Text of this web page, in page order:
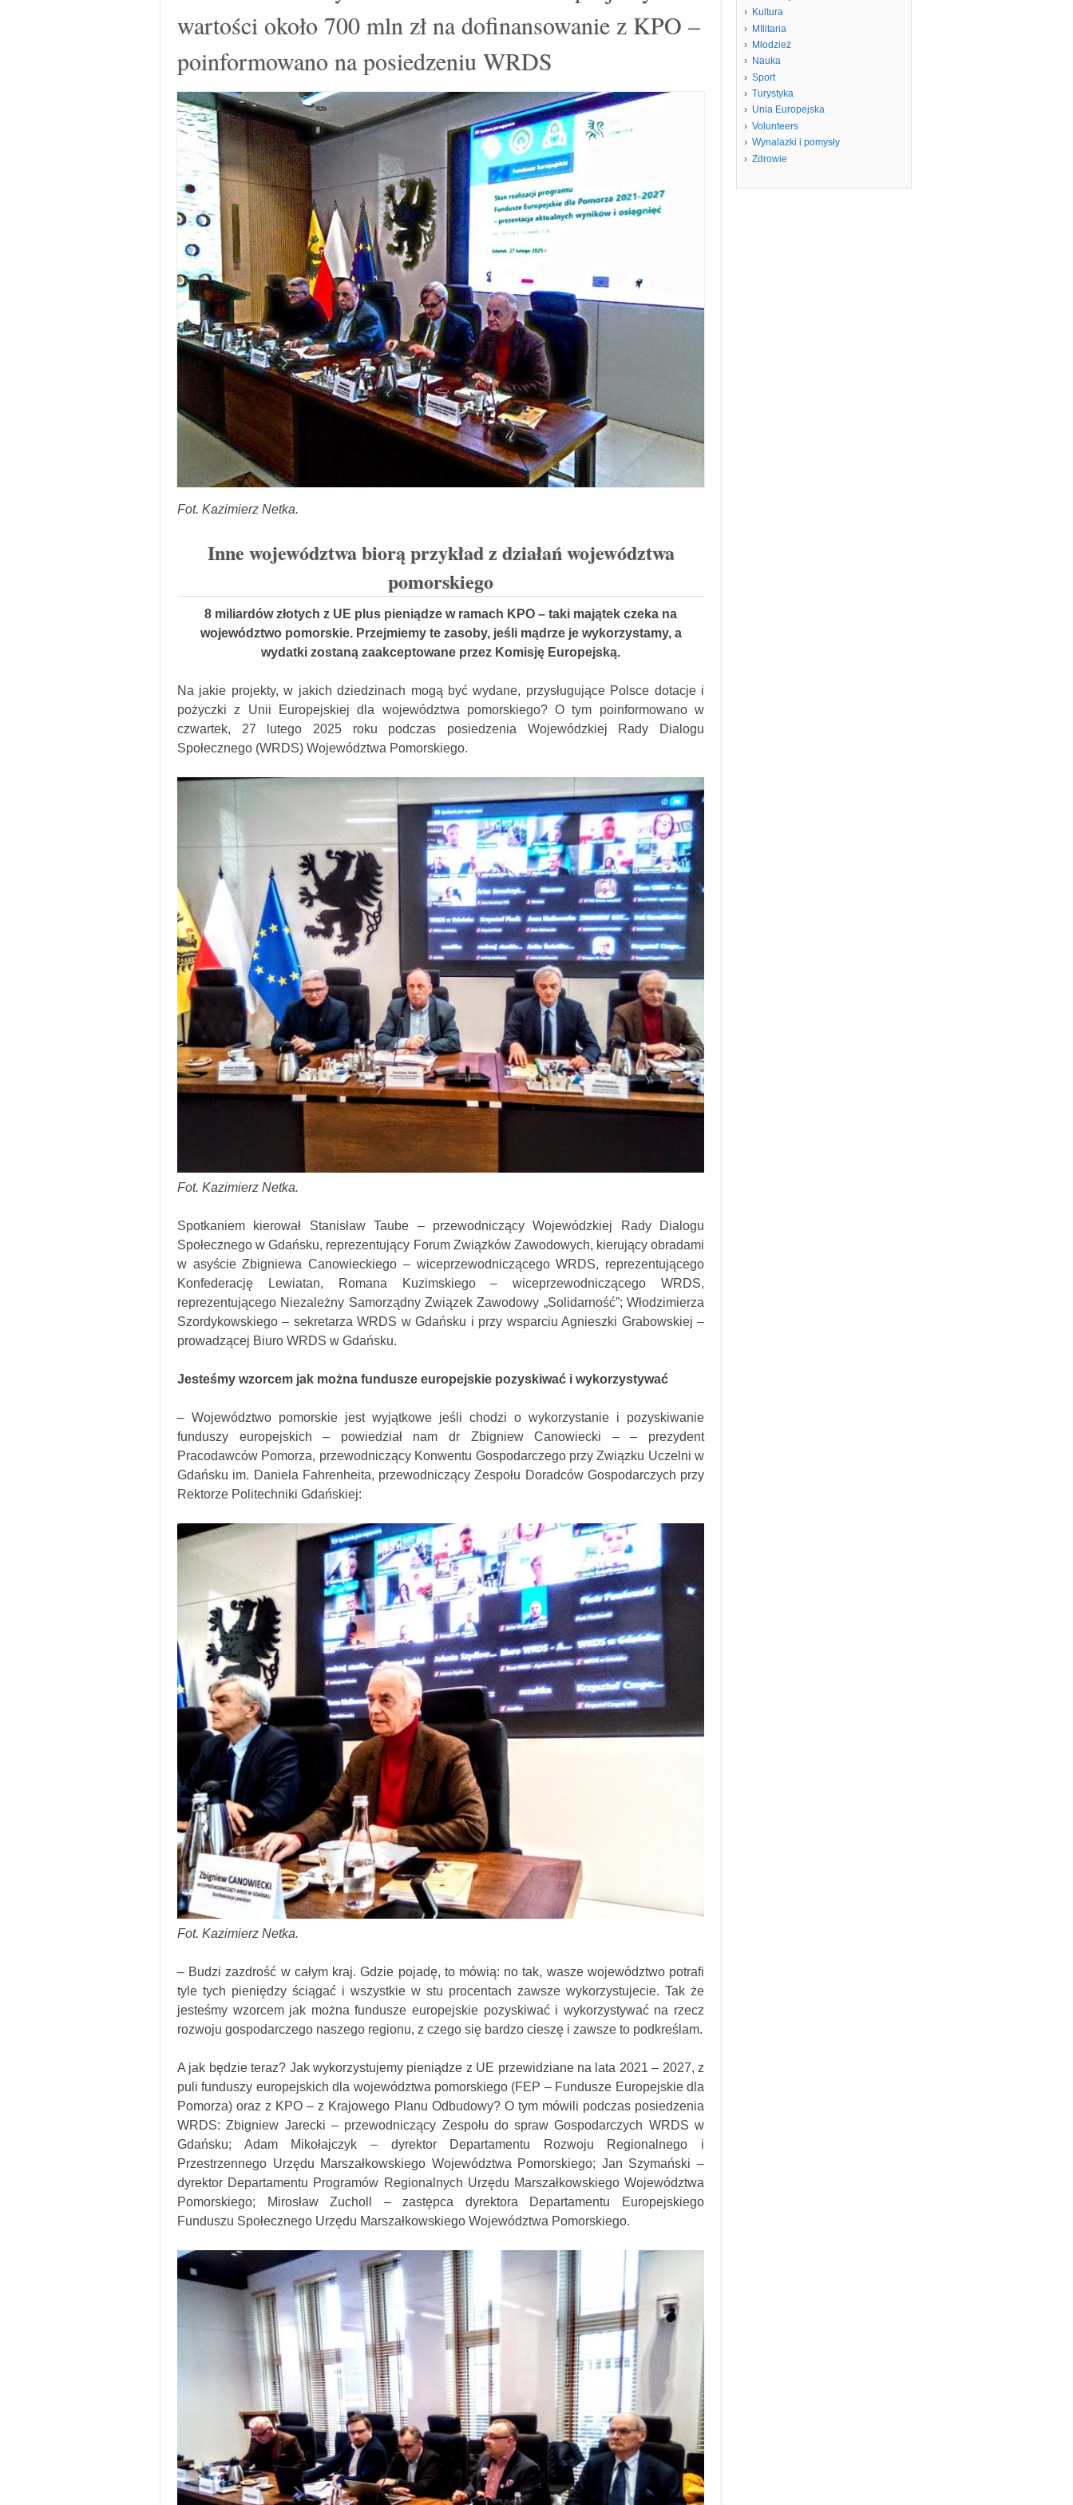
wartości około 700 mln zł na dofinansowanie z KPO –
poinformowano na posiedzeniu WRDS
Fot. Kazimierz Netka.
Inne województwa biorą przykład z działań województwa
pomorskiego
8 miliardów złotych z UE plus pieniądze w ramach KPO – taki majątek czeka na
województwo pomorskie. Przejmiemy te zasoby, jeśli mądrze je wykorzystamy, a
wydatki zostaną zaakceptowane przez Komisję Europejską.
Na jakie projekty, w jakich dziedzinach mogą być wydane, przysługujące Polsce dotacje i
pożyczki z Unii Europejskiej dla województwa pomorskiego? O tym poinformowano w
czwartek, 27 lutego 2025 roku podczas posiedzenia Wojewódzkiej Rady Dialogu
Społecznego (WRDS) Województwa Pomorskiego.
Fot. Kazimierz Netka.
Spotkaniem kierował Stanisław Taube – przewodniczący Wojewódzkiej Rady Dialogu
Społecznego w Gdańsku, reprezentujący Forum Związków Zawodowych, kierujący obradami
w asyście Zbigniewa Canowieckiego – wiceprzewodniczącego WRDS, reprezentującego
Konfederację Lewiatan, Romana Kuzimskiego – wiceprzewodniczącego WRDS,
reprezentującego Niezależny Samorządny Związek Zawodowy „Solidarność”; Włodzimierza
Szordykowskiego – sekretarza WRDS w Gdańsku i przy wsparciu Agnieszki Grabowskiej –
prowadzącej Biuro WRDS w Gdańsku.
Jesteśmy wzorcem jak można fundusze europejskie pozyskiwać i wykorzystywać
– Województwo pomorskie jest wyjątkowe jeśli chodzi o wykorzystanie i pozyskiwanie
funduszy europejskich – powiedział nam dr Zbigniew Canowiecki – – prezydent
Pracodawców Pomorza, przewodniczący Konwentu Gospodarczego przy Związku Uczelni w
Gdańsku im. Daniela Fahrenheita, przewodniczący Zespołu Doradców Gospodarczych przy
Rektorze Politechniki Gdańskiej:
Fot. Kazimierz Netka.
– Budzi zazdrość w całym kraj. Gdzie pojadę, to mówią: no tak, wasze województwo potrafi
tyle tych pieniędzy ściągać i wszystkie w stu procentach zawsze wykorzystujecie. Tak że
jesteśmy wzorcem jak można fundusze europejskie pozyskiwać i wykorzystywać na rzecz
rozwoju gospodarczego naszego regionu, z czego się bardzo cieszę i zawsze to podkreślam.
A jak będzie teraz? Jak wykorzystujemy pieniądze z UE przewidziane na lata 2021 – 2027, z
puli funduszy europejskich dla województwa pomorskiego (FEP – Fundusze Europejskie dla
Pomorza) oraz z KPO – z Krajowego Planu Odbudowy? O tym mówili podczas posiedzenia
WRDS: Zbigniew Jarecki – przewodniczący Zespołu do spraw Gospodarczych WRDS w
Gdańsku; Adam Mikołajczyk – dyrektor Departamentu Rozwoju Regionalnego i
Przestrzennego Urzędu Marszałkowskiego Województwa Pomorskiego; Jan Szymański –
dyrektor Departamentu Programów Regionalnych Urzędu Marszałkowskiego Województwa
Pomorskiego; Mirosław Zucholl – zastępca dyrektora Departamentu Europejskiego
Funduszu Społecznego Urzędu Marszałkowskiego Województwa Pomorskiego.
Kultura
MIlitaria
Młodzież
Nauka
Sport
Turystyka
Unia Europejska
Volunteers
Wynalazki i pomysły
Zdrowie